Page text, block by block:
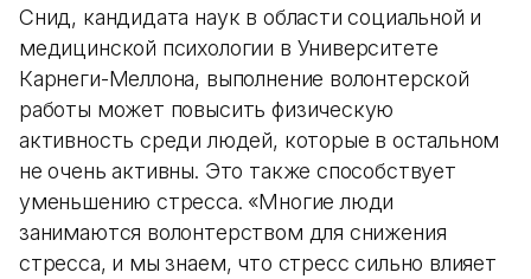
Снид, кандидата наук в области социальной и
медицинской психологии в Университете
Карнеги-Меллона, выполнение волонтерской
работы может повысить физическую
активность среди людей, которые в остальном
не очень активны. Это также способствует
уменьшению стресса. «Многие люди
занимаются волонтерством для снижения
стресса, и мы знаем, что стресс сильно влияет